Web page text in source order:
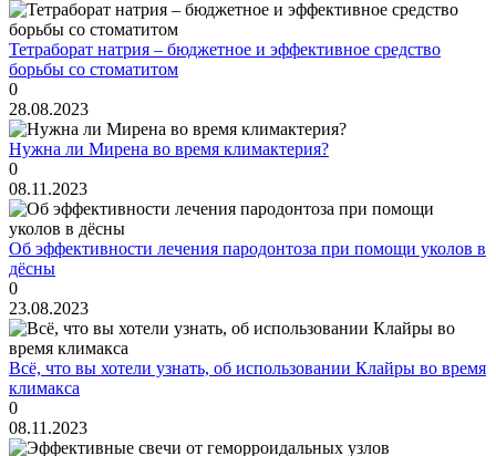
Тетраборат натрия – бюджетное и эффективное средство
борьбы со стоматитом
0
28.08.2023
Нужна ли Мирена во время климактерия?
0
08.11.2023
Об эффективности лечения пародонтоза при помощи уколов в
дёсны
0
23.08.2023
Всё, что вы хотели узнать, об использовании Клайры во время
климакса
0
08.11.2023